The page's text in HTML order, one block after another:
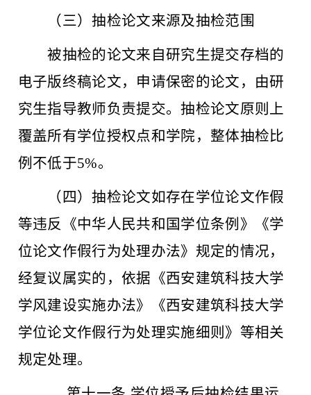
（三）抽检论文来源及抽检范围
被抽检的论文来自研究生提交存档的
电子版终稿论文，申请保密的论文，由研
究生指导教师负责提交。抽检论文原则上
覆盖所有学位授权点和学院，整体抽检比
例不低于5%。
（四）抽检论文如存在学位论文作假
等违反《中华人民共和国学位条例》《学
位论文作假行为处理办法》规定的情况，
经复议属实的，依据《西安建筑科技大学
学风建设实施办法》《西安建筑科技大学
学位论文作假行为处理实施细则》等相关
规定处理。